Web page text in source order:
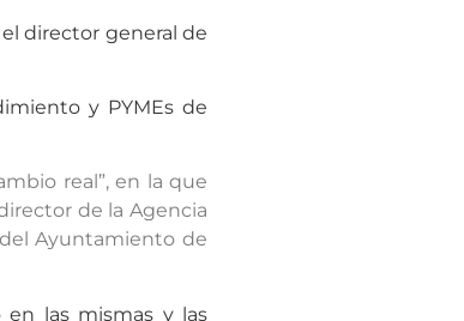
director general de
y PYMEs de
real”, en la que
de la Agencia
Ayuntamiento de
las mismas y las